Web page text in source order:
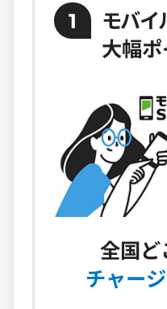
1 モバイ
大幅ポ
全国ど
チャー